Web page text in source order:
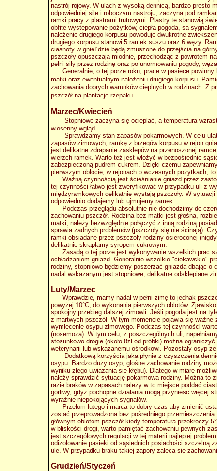
nastrój rojowy. W ulach z wysoką dennicą, bardzo prosto
odpowiedniej sile i roboczym nastroju, zaczyna pod
ramki pracy z plastrami trutowymi. Plastry te stanowią
obfite występowanie pożytków, ciepła pogoda, są
nałożenie drugiego korpusu powoduje dwukrotne
drugiego korpusu stanowi 5 ramek suszu oraz 6 węzy.
ciasnoty w gnieĽdzie będą zmuszone do przejścia na
pszczoły opuszczają miodnię, przechodząc z powrotem
pełni siły przez rodzinę oraz po unormowaniu pogody,
Generalnie, o tej porze roku, prace w pasiece powinny
matki oraz ewentualnym nałożeniu drugiego korpusu.
zachowania dobrych warunków cieplnych w rodzinach. Z
pszczół na plantacje rzepaku.
Marzec/Kwiecień
Stopniowo zaczyna się ocieplać, a temperatura
wiosenny wgląd.
Sprawdzamy stan zapasów pokarmowych. W celu
zapasów zimowych, ramkę z brzegów korpusu w rejon
jest delikatne zdrapanie zasklepów na przenoszonej
wierzch ramek. Warto też jest włożyć w bezpośrednie
zabezpieczoną pudrem cukrem. Dzięki czemu
pierwszym oblocie, w rejonach o wczesnych pożytkach,
Ważną czynnością jest ścieśnianie gniazd przez
tej czynności łatwo jest zweryfikować w przypadku uli z
międzyramkowych delikatnie wystają pszczoły. W
odpowiednio dodajemy lub ujmujemy ramek.
Podczas przeglądu absolutnie nie dochodzimy do
zachowaniu pszczół. Rodzina bez matki jest głośna,
matki, należy bezwzględnie połączyć z inną rodziną
sprawia żadnych problemów (pszczoły się nie ścinają).
ramki obsiadane przez pszczoły rodziny osieroconej
delikatnie skraplamy syropem cukrowym.
Zasadą o tej porze jest wykonywanie wszelkich prac
ochładzaniem gniazd. Generalnie wszelkie "ciekawskie"
rodziny, stopniowo będziemy poszerzać gniazda dbając
nadal wskazanym jest stopniowe, delikatne odsklepiane
Luty/Marzec
Wprawdzie, mamy nadal w pełni zimę to jednak
powyżej 10°C, do wykonania pierwszych oblotów.
spokojny przebieg dalszej zimowli. Jeśli pogoda jest na
z martwych pszczół. W tym momencie pojawia się
wymiecenie osypu zimowego. Podczas tej czynności
(nosemoza). W tym celu, z poszczególnych uli,
stosunkowo drogie (około 8zł od próbki) można
weterynarii lub wskazanemu ośrodkowi. Pozostały osyp
Dodatkową korzyścią jaka płynie z czyszczenia
osypu. Bardzo duży osyp, głośne zachowanie rodziny
wyniku złego uwiązania się kłębu). Dlatego w miarę
należy sprawdzić sytuację pokarmową rodziny. Można to
razie braków w zapasach należy w to miejsce poddać
gorliwy, gdyż pochopne działania mogą przynieść więcej
wyraźnie niepokojących sygnałów.
Przełom lutego i marca to dobry czas aby zmienić
zostać przeprowadzona bez pośredniego
głównym oblotem pszczół kiedy temperatura przekroczy
w bliskości drogi, warto pamiętać zachowaniu pewnych
jest szczegółowych regulacji w tej materii najlepiej
odizolowanie pasieki od sąsiednich posiadłości szczelną
ule. W przypadku braku takiej zapory zaleca się
Grudzień/Styczeń